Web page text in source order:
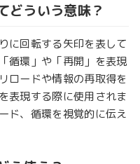
どういう意味？
に回転する矢印を表して
循環」や「再開」を表現
ロードや情報の再取得を
表現する際に使用されま
ド、循環を視覚的に伝え